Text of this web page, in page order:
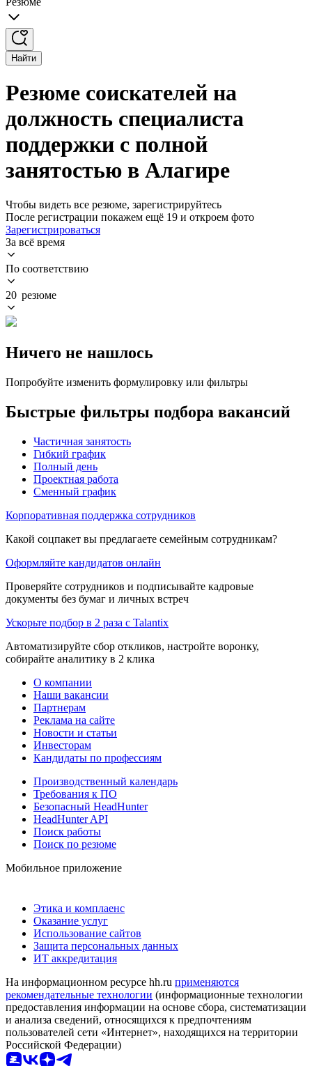
Найти
Резюме соискателей на
должность специалиста
поддержки с полной
занятостью в Алагире
Чтобы видеть все резюме, зарегистрируйтесь
После регистрации покажем ещё 19 и откроем фото
Зарегистрироваться
За всё время
По соответствию
20 резюме
Ничего не нашлось
Попробуйте изменить формулировку или фильтры
Быстрые фильтры подбора вакансий
Частичная занятость
Гибкий график
Полный день
Проектная работа
Сменный график
Корпоративная поддержка сотрудников
Какой соцпакет вы предлагаете семейным сотрудникам?
Оформляйте кандидатов онлайн
Проверяйте сотрудников и подписывайте кадровые
документы без бумаг и личных встреч
Ускорьте подбор в 2 раза с Talantix
Автоматизируйте сбор откликов, настройте воронку,
собирайте аналитику в 2 клика
О компании
Наши вакансии
Партнерам
Реклама на сайте
Новости и статьи
Инвесторам
Кандидаты по профессиям
Производственный календарь
Требования к ПО
Безопасный HeadHunter
HeadHunter API
Поиск работы
Поиск по резюме
Мобильное приложение
Этика и комплаенс
Оказание услуг
Использование сайтов
Защита персональных данных
ИТ аккредитация
На информационном ресурсе hh.ru применяются
рекомендательные технологии (информационные технологии
предоставления информации на основе сбора, систематизации
и анализа сведений, относящихся к предпочтениям
пользователей сети «Интернет», находящихся на территории
Российской Федерации)